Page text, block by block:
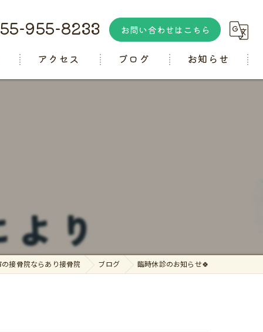
955-8233 お問い合わせはこちら
アクセス ブログ お知らせ
接骨院ならあり接骨院 ブログ 臨時休診のお知らせ🍀